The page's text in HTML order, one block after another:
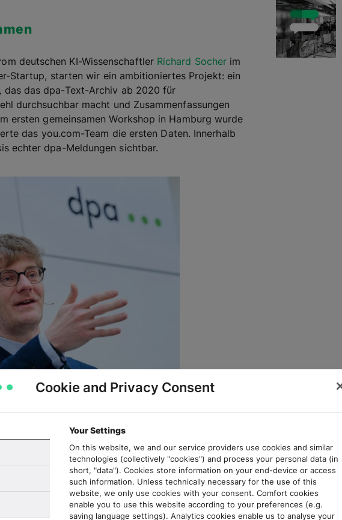
deutschen KI-Wissenschaftler Richard Socher im
Startup, starten wir ein ambitioniertes Projekt: ein
das das dpa-Text-Archiv ab 2020 für
durchsuchbar macht und Zusammenfassungen
ersten gemeinsamen Workshop in Hamburg wurde
das you.com-Team die ersten Daten. Innerhalb
echter dpa-Meldungen sichtbar.
dpa 2025
Cookie and Privacy Consent
Your Settings
On this website, we and our service providers use cookies and similar
technologies (collectively "cookies") and process your personal data (in
short, "data"). Cookies store information on your end-device or access
such information. Unless technically necessary for the use of this
website, we only use cookies with your consent. Comfort cookies
enable you to use this website according to your preferences (e.g.
saving language settings). Analytics cookies enable us to analyse your